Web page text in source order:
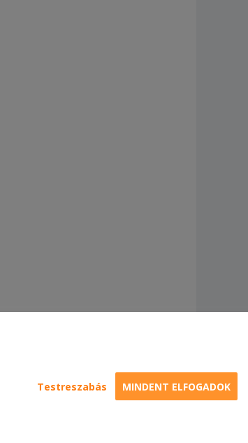
Testreszabás MINDENT ELFOGADOK